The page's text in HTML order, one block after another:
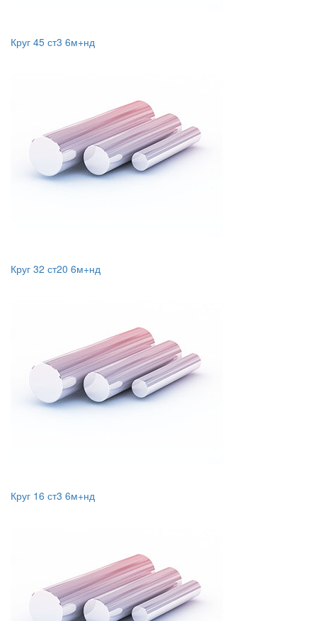
Круг 45 ст3 6м+нд
Круг 32 ст20 6м+нд
Круг 16 ст3 6м+нд